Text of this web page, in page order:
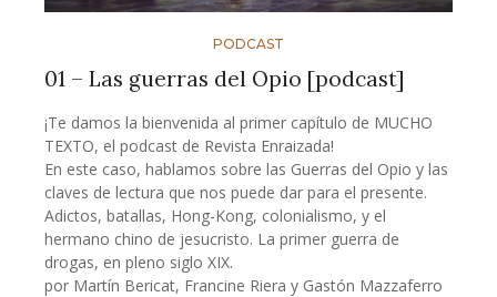
PODCAST
01 – Las guerras del Opio [podcast]
¡Te damos la bienvenida al primer capítulo de MUCHO
TEXTO, el podcast de Revista Enraizada!
En este caso, hablamos sobre las Guerras del Opio y las
claves de lectura que nos puede dar para el presente.
Adictos, batallas, Hong-Kong, colonialismo, y el
hermano chino de jesucristo. La primer guerra de
drogas, en pleno siglo XIX.
por Martín Bericat, Francine Riera y Gastón Mazzaferro